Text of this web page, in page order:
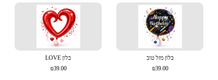
בלון מזל טוב
₪39.00
בלון LOVE
₪39.00